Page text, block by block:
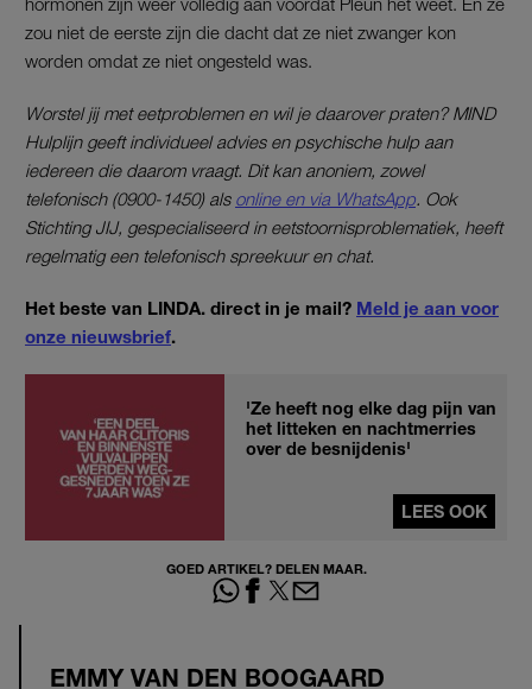
zou niet de eerste zijn die dacht dat ze niet zwanger kon
worden omdat ze niet ongesteld was.
Worstel jij met eetproblemen en wil je daarover praten? MIND
Hulplijn geeft individueel advies en psychische hulp aan
iedereen die daarom vraagt. Dit kan anoniem, zowel
telefonisch (0900-1450) als online en via WhatsApp. Ook
Stichting JIJ, gespecialiseerd in eetstoornisproblematiek, heeft
regelmatig een telefonisch spreekuur en chat.
Het beste van LINDA. direct in je mail? Meld je aan voor
onze nieuwsbrief.
'Ze heeft nog elke dag pijn van
het litteken en nachtmerries
over de besnijdenis'
LEES OOK
GOED ARTIKEL? DELEN MAAR.
EMMY VAN DEN BOOGAARD